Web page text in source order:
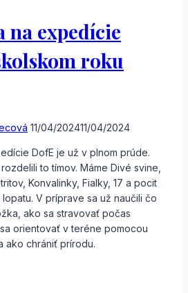
na expedície
roku
11/04/202411/04/2024
DofE je už v plnom prúde.
to tímov. Máme Divé svine,
Konvalinky, Fialky, 17 a pocit
V príprave sa už naučili čo
ako sa stravovať počas
orientovať v teréne pomocou
ako chrániť prírodu.